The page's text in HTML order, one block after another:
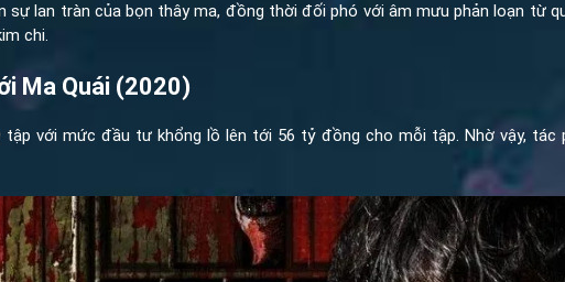
sự lan tràn của bọn thây ma, đồng thời đối phó với âm mưu phản loạn từ
chi.
Ma Quái (2020)
tập với mức đầu tư khổng lồ lên tới 56 tỷ đồng cho mỗi tập. Nhờ vậy,